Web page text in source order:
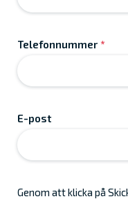
Telefonnummer *
E-post
Genom att klicka på